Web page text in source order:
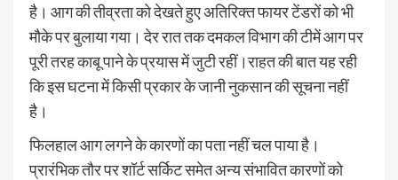
है। आग की तीव्रता को देखते हुए अतिरिक्त फायर टेंडरों को भी
मौके पर बुलाया गया। देर रात तक दमकल विभाग की टीमें आग पर
पूरी तरह काबू पाने के प्रयास में जुटी रहीं।राहत की बात यह रही
कि इस घटना में किसी प्रकार के जानी नुकसान की सूचना नहीं
है।
फिलहाल आग लगने के कारणों का पता नहीं चल पाया है।
प्रारंभिक तौर पर शॉर्ट सर्किट समेत अन्य संभावित कारणों को